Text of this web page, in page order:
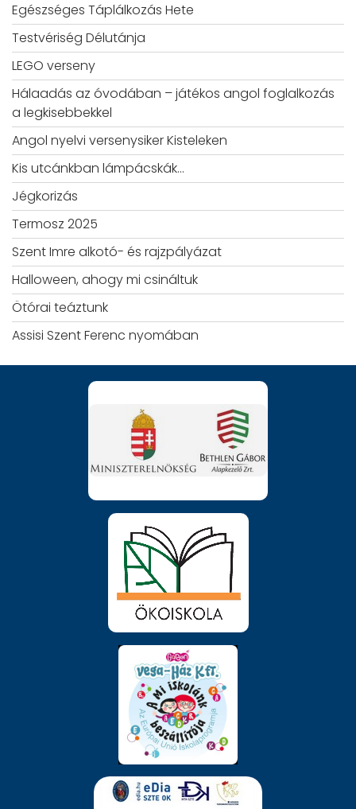
Egészséges Táplálkozás Hete
Testvériség Délutánja
LEGO verseny
Hálaadás az óvodában – játékos angol foglalkozás
a legkisebbekkel
Angol nyelvi versenysiker Kisteleken
Kis utcánkban lámpácskák…
Jégkorizás
Termosz 2025
Szent Imre alkotó- és rajzpályázat
Halloween, ahogy mi csináltuk
Ötórai teáztunk
Assisi Szent Ferenc nyomában